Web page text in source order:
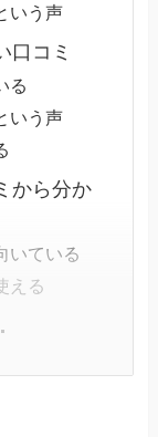
いう声
口コミ
る
いう声
から分か
いている
える